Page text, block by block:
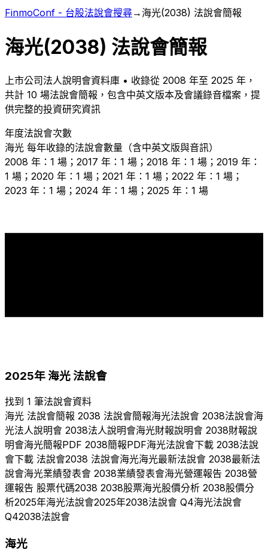
FinmoConf - 台股法說會搜尋→ 海光(2038) 法說會簡報
海光(2038) 法說會簡報
上市公司法人說明會資料庫 • 收錄從 2008 年至 2025 年，
共計 10 場法說會簡報，包含中英文版本及會議錄音檔案，提
供完整的投資研究資訊
年度法說會次數
海光 每年收錄的法說會數量（含中英文版與音訊）
2008 年：1 場；2017 年：1 場；2018 年：1 場；2019 年：
1 場；2020 年：1 場；2021 年：1 場；2022 年：1 場；
2023 年：1 場；2024 年：1 場；2025 年：1 場
2025年海光法說會
找到 1 筆法說會資料
海光 法說會簡報 2038 法說會簡報海光法說會 2038法說會海
光法人說明會 2038法人說明會海光財報說明會 2038財報說
明會海光簡報PDF 2038簡報PDF海光法說會下載 2038法說
會下載 法說會2038 法說會海光海光最新法說會 2038最新法
說會海光業績發表會 2038業績發表會海光營運報告 2038營
運報告 股票代碼2038 2038股票海光股價分析 2038股價分
析2025年海光法說會2025年2038法說會 Q4海光法說會
Q42038法說會
海光